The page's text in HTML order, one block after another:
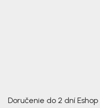
Doručenie do 2 dní Eshop